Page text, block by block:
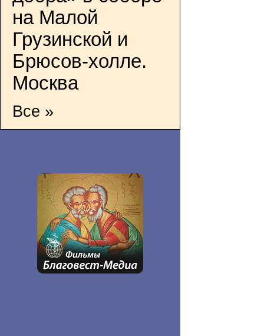
на Малой
Грузинской и
Брюсов-холле.
Москва
Все »